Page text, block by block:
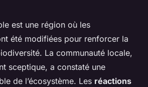
est une région où les
été modifiées pour renforcer la
La communauté locale,
sceptique, a constaté une
de l’écosystème. Les réactions